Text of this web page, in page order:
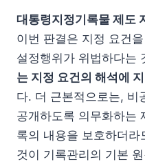
대통령지정기록물 제도
이번 판결은 지정 요건
설정행위가 위법하다는
는 지정 요건의 해석에
다. 더 근본적으로는, 비
공개하도록 의무화하는
록의 내용을 보호하더
것이 기록관리의 기본